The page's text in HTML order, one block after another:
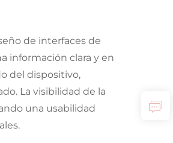
de interfaces de
información clara y en
del dispositivo,
La visibilidad de la
una usabilidad